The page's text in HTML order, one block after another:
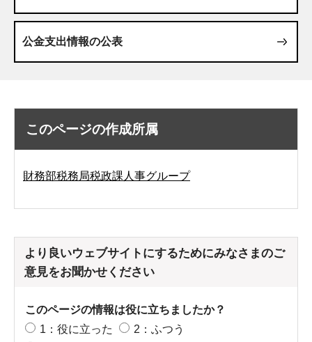
公金支出情報の公表
このページの作成所属
財務部税務局税政課人事グループ
より良いウェブサイトにするためにみなさまのご
意見をお聞かせください
このページの情報は役に立ちましたか？
1：役に立った
2：ふつう